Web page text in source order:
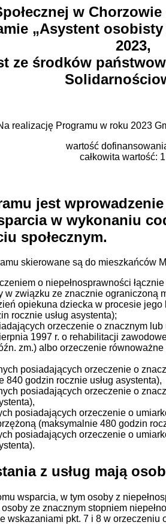
w
„Asystent
2023,
ze środków
realizację Programu w roku 2023
wartość
całkowita wartość:
jest
w wykonaniu
społecznym.
skierowane są do mieszkańców
o niepełnosprawności
w związku ze znacznie ograniczoną
opiekuna dziecka w procesie
rocznie usług asystenta);
orzeczenie o znacznym
1997 r. o rehabilitacji
zm.) albo orzeczenie
posiadających orzeczenie o
840 godzin rocznie usług asystenta),
posiadających orzeczenie o
posiadających orzeczenie o
(maksymalnie 480 godzin
posiadających orzeczenie o
z usług mają
wsparcia, w tym osoby z
ze znacznym stopniem
wskazaniami pkt. 7 i 8 w